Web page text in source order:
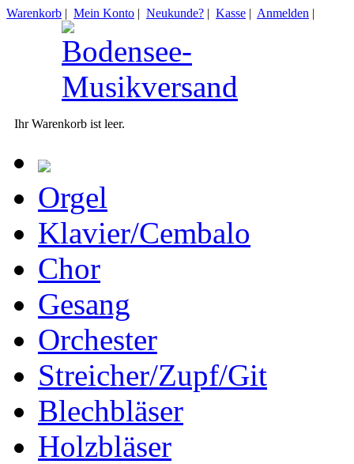
Warenkorb | Mein Konto | Neukunde? | Kasse | Anmelden |
Ihr Warenkorb ist leer.
Orgel
Klavier/Cembalo
Chor
Gesang
Orchester
Streicher/Zupf/Git
Blechbläser
Holzbläser